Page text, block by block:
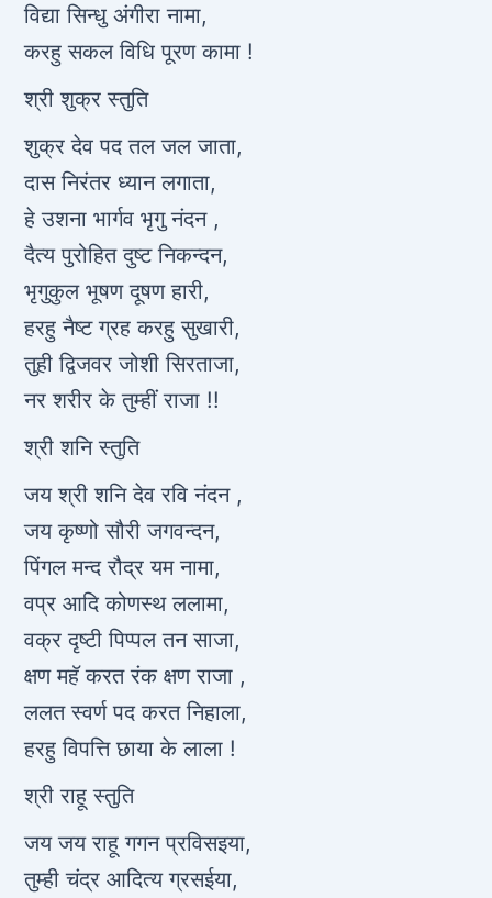
विद्या सिन्धु अंगीरा नामा,
करहु सकल विधि पूरण कामा !
श्री शुक्र स्तुति
शुक्र देव पद तल जल जाता,
दास निरंतर ध्यान लगाता,
हे उशना भार्गव भृगु नंदन ,
दैत्य पुरोहित दुष्ट निकन्दन,
भृगुकुल भूषण दूषण हारी,
हरहु नैष्ट ग्रह करहु सुखारी,
तुही द्विजवर जोशी सिरताजा,
नर शरीर के तुम्हीं राजा !!
श्री शनि स्तुति
जय श्री शनि देव रवि नंदन ,
जय कृष्णो सौरी जगवन्दन,
पिंगल मन्द रौद्र यम नामा,
वप्र आदि कोणस्थ ललामा,
वक्र दृष्टी पिप्पल तन साजा,
क्षण महॅ करत रंक क्षण राजा ,
ललत स्वर्ण पद करत निहाला,
हरहु विपत्ति छाया के लाला !
श्री राहू स्तुति
जय जय राहू गगन प्रविसइया,
तुम्ही चंद्र आदित्य ग्रसईया,